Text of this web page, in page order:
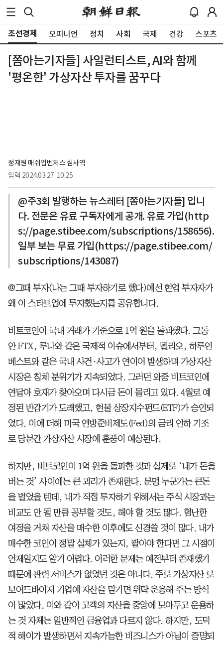
조선경제 오피니언 정치 사회 국제 건강 스포츠
[쫌아는기자들] 사일런티스트, AI와 함께
'평온한' 가상자산 투자를 꿈꾸다
정재원 매쉬업벤처스 심사역
입력 2024.03.27. 10:25
@주3회 발행하는 뉴스레터 [쫌아는기자들] 입니
다. 전문은 유료 구독자에게 공개. 유료 가입(http
s://page.stibee.com/subscriptions/158656).
일부 보는 무료 가입(https://page.stibee.com/
subscriptions/143087)
@그때 투자(나는 그때 투자하기로 했다)에선 현업 투자자가
왜 이 스타트업에 투자했는지를 공유합니다.
비트코인이 국내 거래가 기준으로 1억 원을 돌파했다. 그동
안 FTX, 루나와 같은 국제적 이슈에서부터, 델리오, 하루인
베스트와 같은 국내 사건∙사고가 연이어 발생하며 가상자산
시장은 침체 분위기가 지속되었다. 그러던 와중 비트코인에
연달아 호재가 찾아오며 다시금 돈이 몰리고 있다. 4월로 예
정된 반감기가 도래했고, 현물 상장지수펀드(ETF)가 승인되
었다. 이에 더해 미국 연방준비제도(Fed)의 금리 인하 기조
로 당분간 가상자산 시장에 훈풍이 예상된다.
하지만, 비트코인이 1억 원을 돌파한 것과 실제로 ‘내가 돈을
버는 것’ 사이에는 큰 괴리가 존재한다. 분명 누군가는 큰돈
을 벌었을 텐데, 내가 직접 투자하기 위해서는 주식 시장과는
비교도 안 될 만큼 공부할 것도, 해야 할 것도 많다. 험난한
여정을 거쳐 자산을 매수한 이후에도 신경쓸 것이 많다. 내가
매수한 코인이 정말 실체가 있는지, 팔아야 한다면 그 시점이
언제일지도 알기 어렵다. 이러한 문제는 예전부터 존재했기
때문에 관련 서비스가 없었던 것은 아니다. 주로 가상자산 로
보어드바이저 기업에 자산을 맡기면 위탁 운용해 주는 방식
이 많았다. 이와 같이 고객의 자산을 중앙에 모아두고 운용하
는 것 자체는 일반적인 금융업과 다르지 않다. 하지만, 도덕
적 해이가 발생하면서 지속가능한 비즈니스가 아님이 증명되